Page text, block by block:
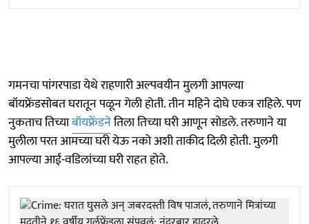
गमनचा पांगरपाडा येथे राहणारी अल्पवयीन मुलगी आपल्या
बॉयफ्रेंडसोबत घरातून पळून गेली होती. तीन महिने दोघे एकत्र राहिले. पण
नुकताच तिच्याबॉयफ्रेंडनेतिला तिच्या घरी आणून सोडले. तरुणाने या
मुलीला परत आमच्या घरी येऊ नको अशी ताकीद दिली होती. मुलगी
आपल्या आई-वडिलांच्या घरी राहत होते.